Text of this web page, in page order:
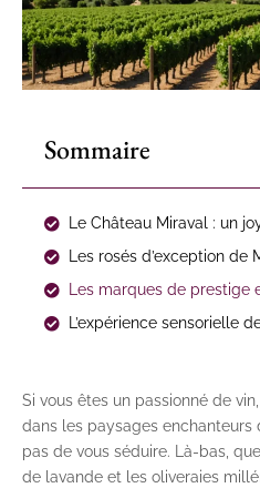
Sommaire
Le Château Miraval : un
Les rosés d’exception de
Les marques de prestige
L’expérience sensorielle
Si vous êtes un passionné de
dans les paysages enchanteurs
pas de vous séduire. Là-bas,
de lavande et les oliveraies